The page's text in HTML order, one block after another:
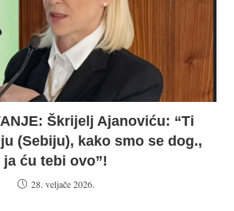
Škrijelj Ajanoviću: “Ti
(Sebiju), kako smo se dog.,
ja ću tebi ovo”!
28. veljače 2026.